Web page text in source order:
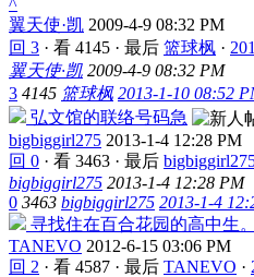
^
翼天使·凯 2009-4-9 08:32 PM
回 3 · 看 4145 · 最后 篮球枫 ·
翼天使·凯 2009-4-9 08:32 PM
3 4145 篮球枫 2013-1-10 08:52
弘文馆的联络号码急
bigbiggirl275 2013-1-4 12:28 PM
回 0 · 看 3463 · 最后
bigbiggirl275 2013-1-4 12:28 PM
0 3463 bigbiggirl275 2013-1-4
寻找住在百合花园的高中生。
TANEVO 2012-6-15 03:06 PM
回 2 · 看 4587 · 最后 TANEVO ·